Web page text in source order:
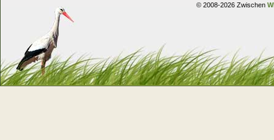
© 2008-2026 Zwischen